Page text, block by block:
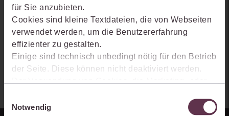
für Sie anzubieten.
Cookies sind kleine Textdateien, die von Webseiten
verwendet werden, um die Benutzererfahrung
effizienter zu gestalten.
Einige sind technisch unbedingt nötig für den Betrieb
der Seite. Diese können nicht deaktiviert werden.
Der Verwendung von Cookies, die Marketing- oder
Produkte zu optimieren, können Sie zustimmen,
Notwendig